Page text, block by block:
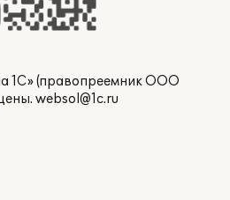
1С» (правопреемник ООО
websol@1c.ru